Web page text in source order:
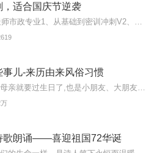
，适合国庆节逆袭
事儿-来历由来风俗习惯
歌朗诵——喜迎祖国72华诞